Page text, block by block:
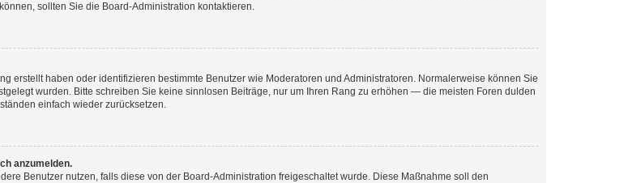
sollten Sie die Board-Administration kontaktieren.
erstellt haben oder identifizieren bestimmte Benutzer wie Moderatoren und Administratoren. Normalerweise können Sie
wurden. Bitte schreiben Sie keine sinnlosen Beiträge, nur um Ihren Rang zu erhöhen — die meisten Foren dulden
einfach wieder zurücksetzen.
anzumelden.
Benutzer nutzen, falls diese von der Board-Administration freigeschaltet wurde. Diese Maßnahme soll den